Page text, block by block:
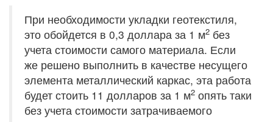
При необходимости укладки геотекстиля,
это обойдется в 0,3 доллара за 1 м2 без
учета стоимости самого материала. Если
же решено выполнить в качестве несущего
элемента металлический каркас, эта работа
будет стоить 11 долларов за 1 м2 опять таки
без учета стоимости затрачиваемого